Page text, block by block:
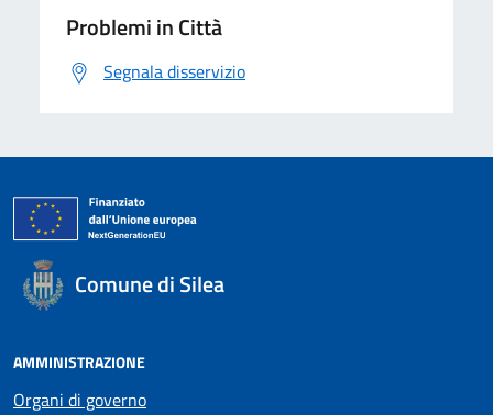
Problemi in Città
Segnala disservizio
Comune di Silea
AMMINISTRAZIONE
Organi di governo